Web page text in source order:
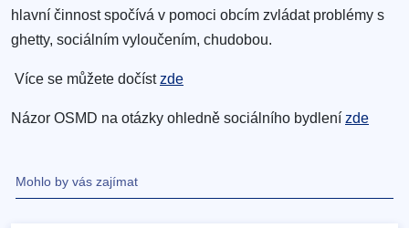
hlavní činnost spočívá v pomoci obcím zvládat problémy s
ghetty, sociálním vyloučením, chudobou.
Více se můžete dočístzde
Názor OSMD na otázky ohledně sociálního bydlení zde
Mohlo by vás zajímat